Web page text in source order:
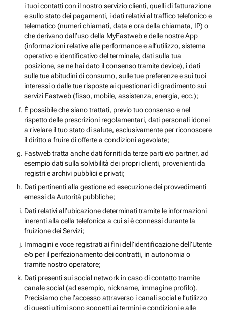
i tuoi contatti con il nostro servizio clienti, quelli di fatturazione
e sullo stato dei pagamenti, i dati relativi al traffico telefonico e
telematico (numeri chiamati, data e ora della chiamata, IP) o
che derivano dall’uso della MyFastweb e delle nostre App
(informazioni relative alle performance e all’utilizzo, sistema
operativo e identificativo del terminale, dati sulla tua
posizione, se ne hai dato il consenso tramite device), i dati
sulle tue abitudini di consumo, sulle tue preferenze e sui tuoi
interessi o dalle tue risposte ai questionari di gradimento sui
servizi Fastweb (fisso, mobile, assistenza, energia, ecc.);
È possibile che siano trattati, previo tuo consenso e nel
rispetto delle prescrizioni regolamentari, dati personali idonei
a rivelare il tuo stato di salute, esclusivamente per riconoscere
il diritto a fruire di offerte a condizioni agevolate;
Fastweb tratta anche dati forniti da terze parti e/o partner, ad
esempio dati sulla solvibilità dei propri clienti, provenienti da
registri e archivi pubblici e privati;
Dati pertinenti alla gestione ed esecuzione dei provvedimenti
emessi da Autorità pubbliche;
Dati relativi all’ubicazione determinati tramite le informazioni
inerenti alla cella telefonica a cui si è connessi durante la
fruizione dei Servizi;
Immagini e voce registrati ai fini dell’identificazione dell’Utente
e/o per il perfezionamento dei contratti, in autonomia o
tramite nostro operatore;
Dati presenti sui social network in caso di contatto tramite
canale social (ad esempio, nickname, immagine profilo).
Precisiamo che l’accesso attraverso i canali social e l’utilizzo
di questi ultimi sono soggetti ai termini e condizioni e alle